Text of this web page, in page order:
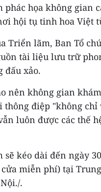
phác họa không gian
hội tụ tinh hoa Việt
Triển lãm, Ban Tổ
tài liệu lưu trữ
đấu xảo.
nên không gian
thông điệp "không
luôn được các thế
sẽ kéo dài đến ngày
miễn phí) tại
.